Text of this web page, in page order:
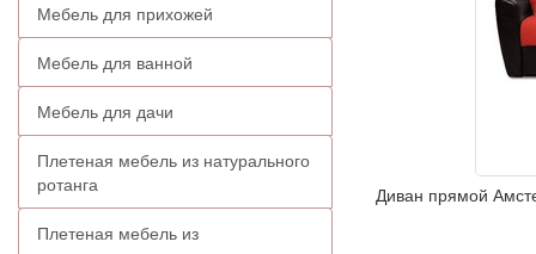
Мебель для прихожей
Мебель для ванной
Мебель для дачи
Плетеная мебель из натурального
ротанга
Плетеная мебель из
Диван прямой